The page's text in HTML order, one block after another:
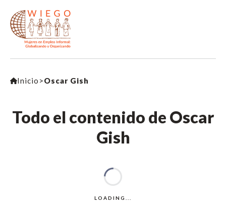
Inicio >Oscar Gish
Todo el contenido de Oscar
Gish